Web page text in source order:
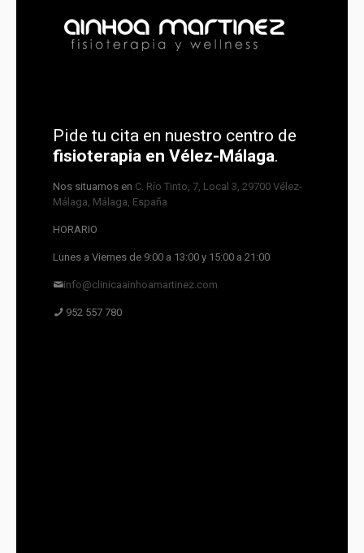
Pide tu cita en nuestro centro de
fisioterapia en Vélez-Málaga.
Nos situamos en C. Río Tinto, 7, Local 3, 29700 Vélez-
Málaga, Málaga, España
HORARIO
Lunes a Viernes de 9:00 a 13:00 y 15:00 a 21:00
info@clinicaainhoamartinez.com
952 557 780